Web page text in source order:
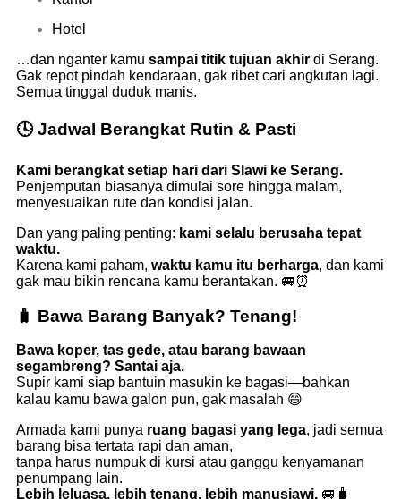
Hotel
…dan nganter kamu sampai titik tujuan akhir di Serang.
Gak repot pindah kendaraan, gak ribet cari angkutan lagi.
Semua tinggal duduk manis.
🕓 Jadwal Berangkat Rutin & Pasti
Kami berangkat setiap hari dari Slawi ke Serang.
Penjemputan biasanya dimulai sore hingga malam,
menyesuaikan rute dan kondisi jalan.
Dan yang paling penting: kami selalu berusaha tepat
waktu.
Karena kami paham, waktu kamu itu berharga, dan kami
gak mau bikin rencana kamu berantakan. 🚐⏰
🧳 Bawa Barang Banyak? Tenang!
Bawa koper, tas gede, atau barang bawaan
segambreng? Santai aja.
Supir kami siap bantuin masukin ke bagasi—bahkan
kalau kamu bawa galon pun, gak masalah 😄
Armada kami punya ruang bagasi yang lega, jadi semua
barang bisa tertata rapi dan aman,
tanpa harus numpuk di kursi atau ganggu kenyamanan
penumpang lain.
Lebih leluasa, lebih tenang, lebih manusiawi. 🚐🧳